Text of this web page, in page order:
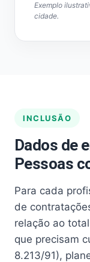
Exemplo
cidade.
INCLUSÃO
Dados de
Pessoas
Para cada
de
relação ao
que precisam
8.213/91),